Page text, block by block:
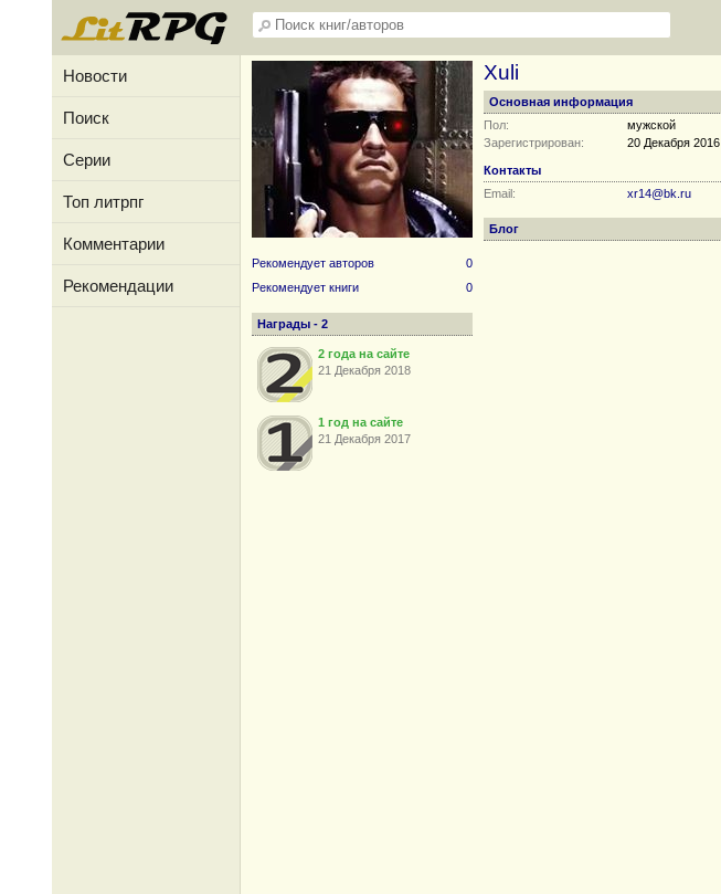
Новости
Поиск
Серии
Топ литрпг
Комментарии
Рекомендации
Рекомендует авторов
0
Рекомендует книги
0
Награды - 2
2 года на сайте
21 Декабря 2018
1 год на сайте
21 Декабря 2017
Xuli
Основная информация
Пол:
мужской
Зарегистрирован:
20 Декабря 2016
Контакты
Email:
xr14@bk.ru
Блог